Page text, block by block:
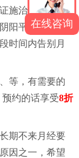
施治、制定个
阳平衡，同时
时间内告别月
等，有需要的
预约的话享受8折
期不来月经要
因之一，希望
在线咨询